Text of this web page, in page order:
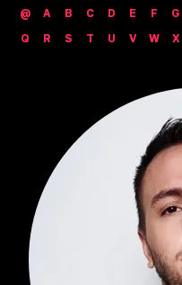
@
A B C D E F G
Q
R S T U V W X